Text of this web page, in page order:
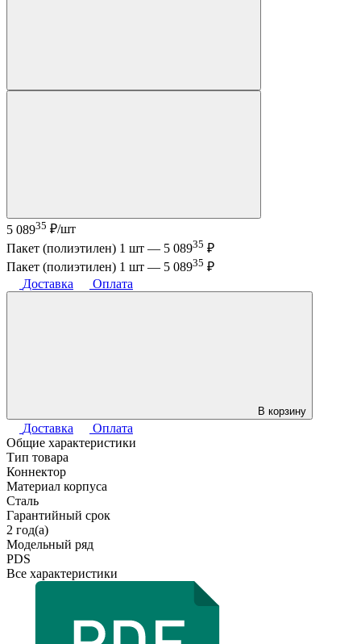
5 08935 ₽/шт
Пакет (полиэтилен) 1 шт — 5 08935 ₽
Пакет (полиэтилен) 1 шт — 5 08935 ₽
Доставка
Оплата
В корзину
Доставка
Оплата
Общие характеристики
Тип товара
Коннектор
Материал корпуса
Сталь
Гарантийный срок
2 год(а)
Модельный ряд
PDS
Все характеристики